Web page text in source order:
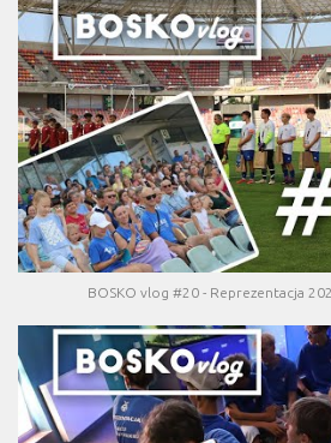
BOSKO vlog #20 - Reprezentacja